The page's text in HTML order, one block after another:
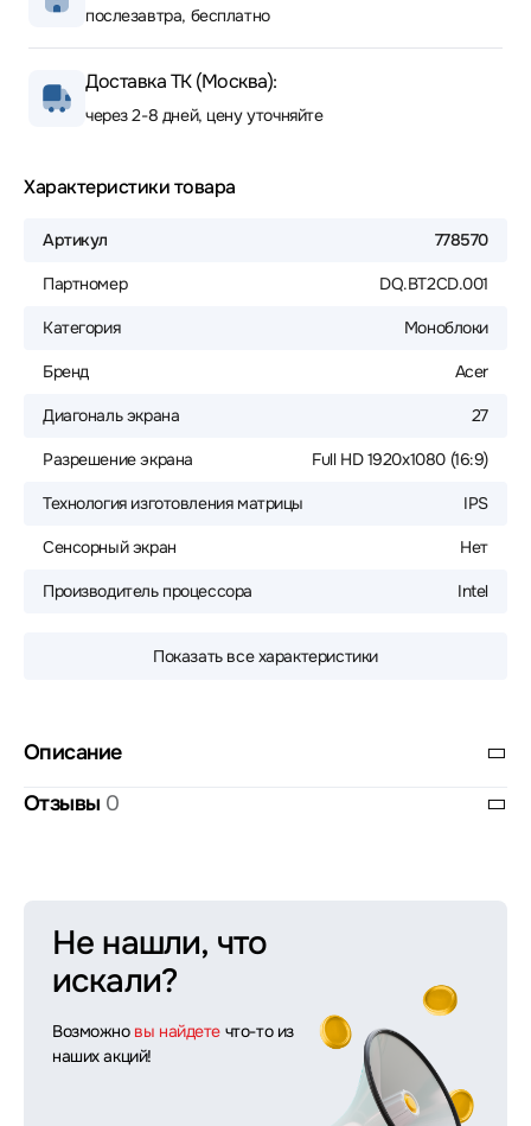
послезавтра, бесплатно
Доставка ТК (Москва):
через 2-8 дней, цену уточняйте
Характеристики товара
Артикул 778570
Партномер DQ.BT2CD.001
Категория Моноблоки
Бренд Acer
Диагональ экрана 27
Разрешение экрана Full HD 1920x1080 (16:9)
Технология изготовления матрицы IPS
Сенсорный экран Нет
Производитель процессора Intel
Показать все характеристики
Описание
Отзывы 0
Не нашли, что
искали?
Возможно вы найдете что-то из
наших акций!